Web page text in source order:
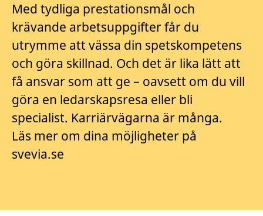
Med tydliga prestationsmål och
krävande arbetsuppgifter får du
utrymme att vässa din spetskompetens
och göra skillnad. Och det är lika lätt att
få ansvar som att ge – oavsett om du vill
göra en ledarskapsresa eller bli
specialist. Karriärvägarna är många.
Läs mer om dina möjligheter på
svevia.se